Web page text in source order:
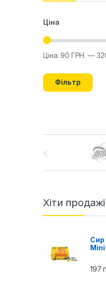
Ціна
Фільтр
Ціна:90 ГРН. —
Хіти
Сир
197